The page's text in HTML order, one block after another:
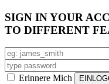
SIGN IN YOUR
TO DIFFERENT
Erinnere Mich